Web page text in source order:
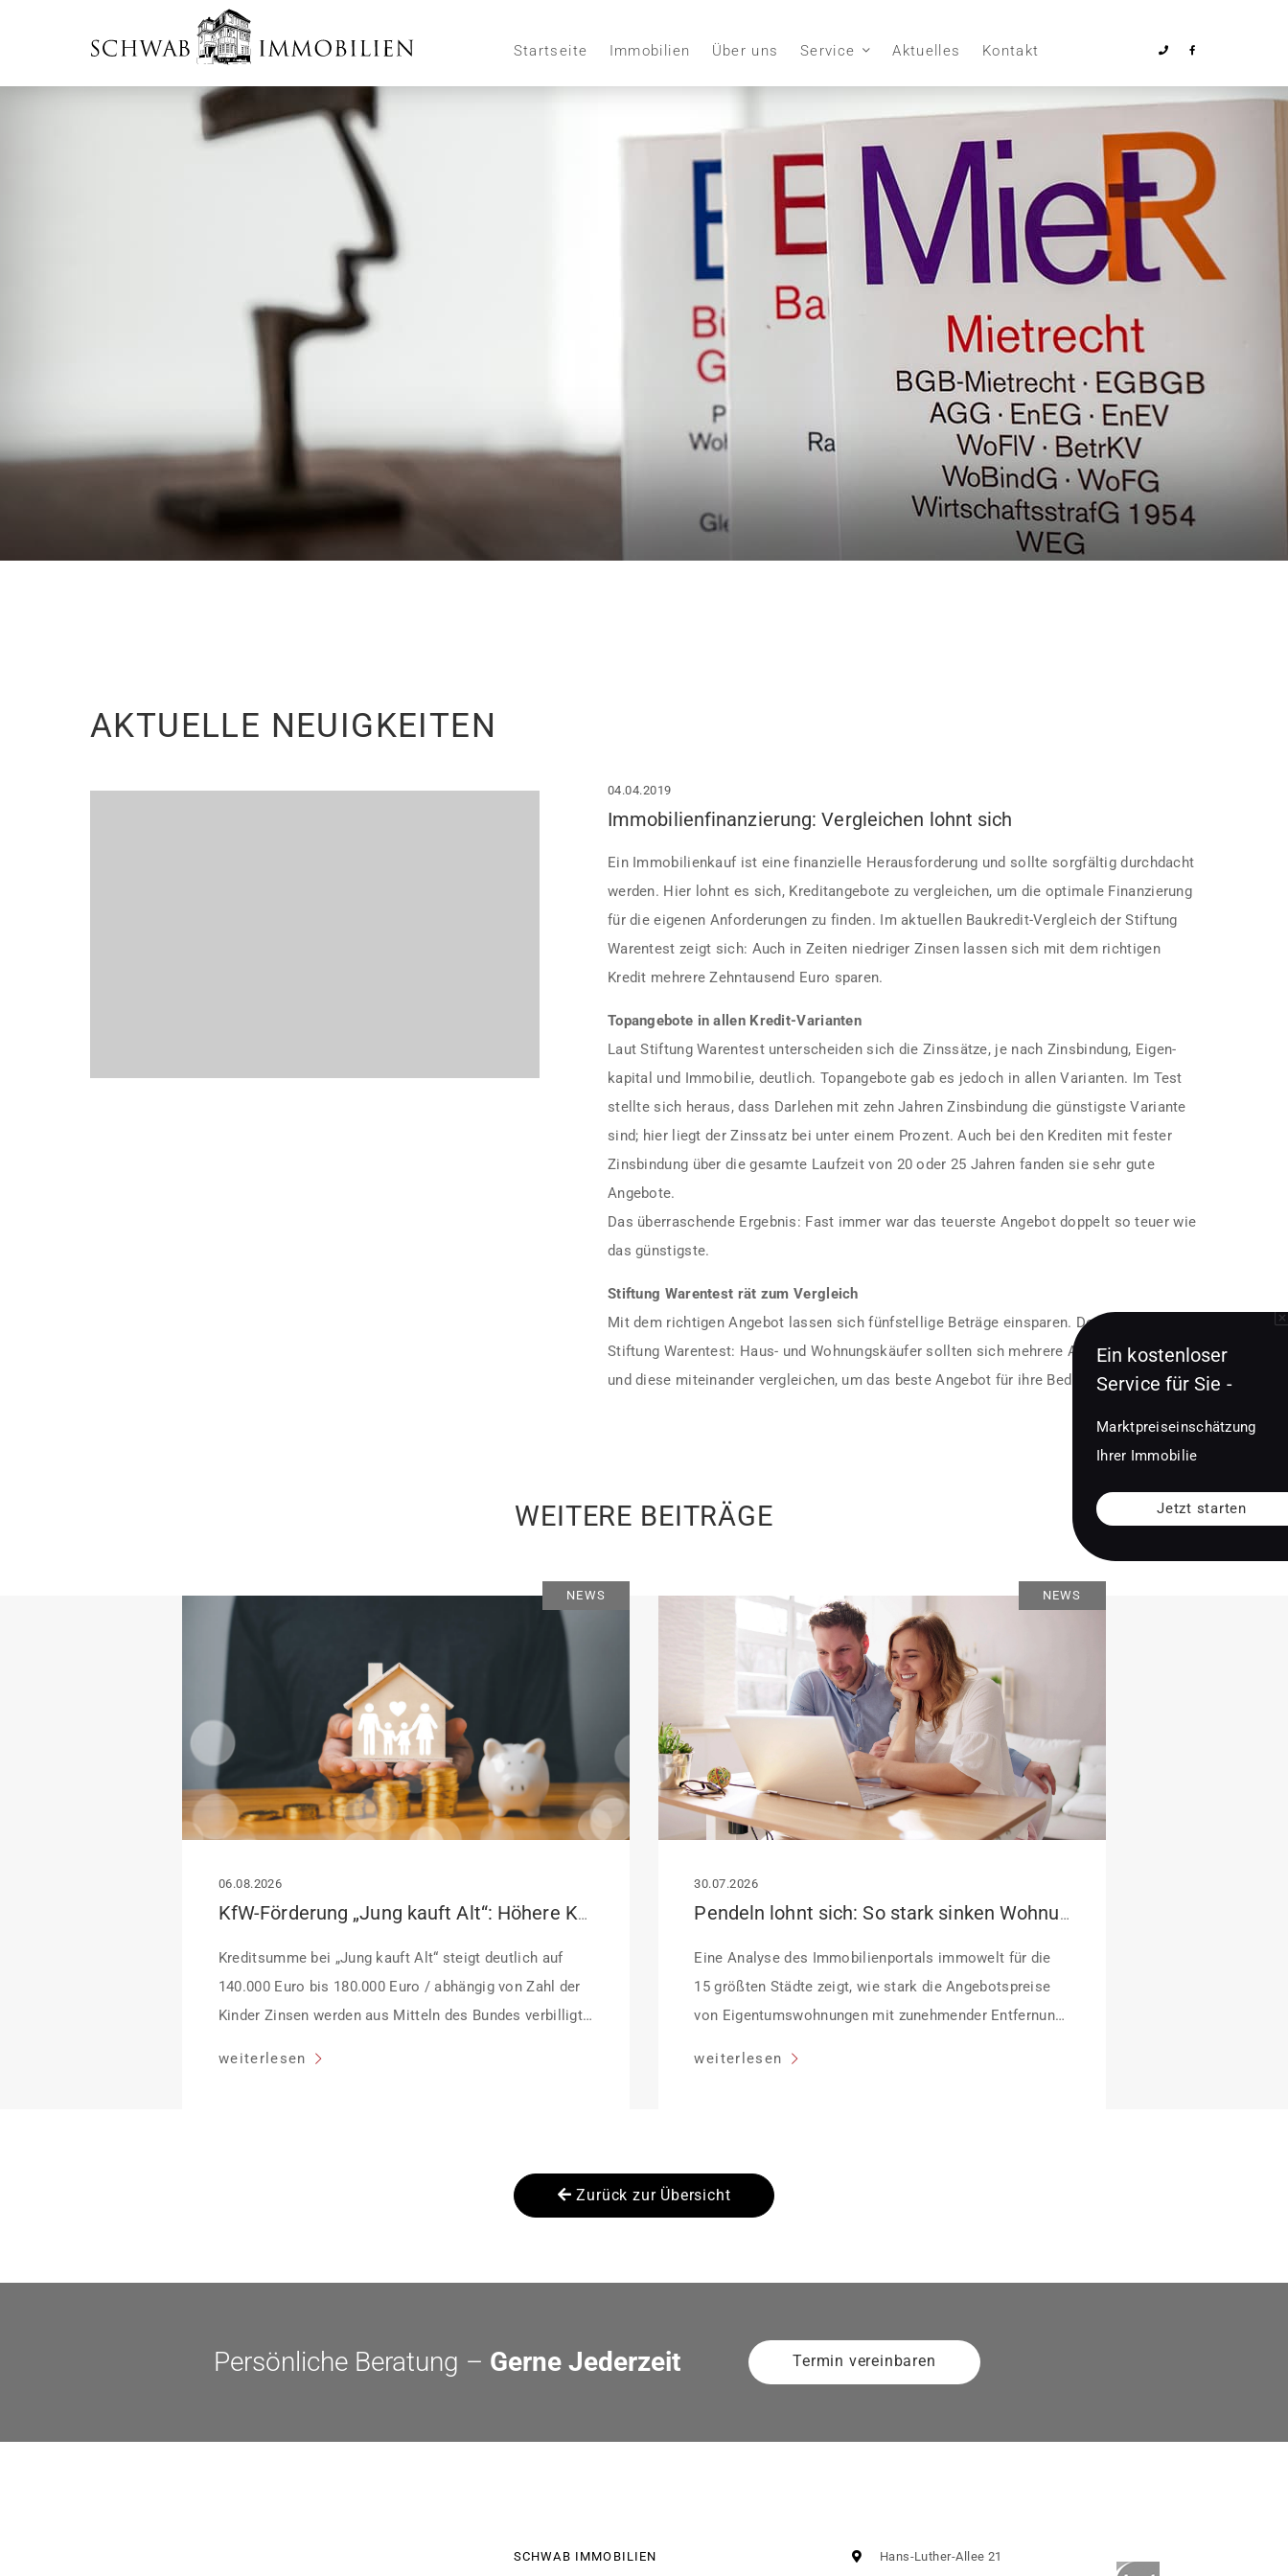
Startseite Immobilien Über uns Service Aktuelles Kontakt
AKTUELLE NEUIGKEITEN
04.04.2019
Immobilienfinanzierung: Vergleichen lohnt sich
Ein Immobilienkauf ist eine finanzielle Herausforderung und sollte sorgfältig durchdacht
werden. Hier lohnt es sich, Kreditangebote zu vergleichen, um die optimale Finanzierung
für die eigenen Anforderungen zu finden. Im aktuellen Baukredit-Vergleich der Stiftung
Warentest zeigt sich: Auch in Zeiten niedriger Zinsen lassen sich mit dem richtigen
Kredit mehrere Zehntausend Euro sparen.
Topangebote in allen Kredit-Varianten
Laut Stiftung Warentest unterscheiden sich die Zinssätze, je nach Zins­bindung, Eigen­
kapital und Immobilie, deutlich. Topangebote gab es jedoch in allen Varianten. Im Test
stellte sich heraus, dass Darlehen mit zehn Jahren Zinsbindung die günstigste Variante
sind; hier liegt der Zinssatz bei unter einem Prozent. Auch bei den Krediten mit fester
Zinsbindung über die gesamte Laufzeit von 20 oder 25 Jahren fanden sie sehr gute
Angebote.
Das überraschende Ergebnis: Fast immer war das teuerste Angebot doppelt so teuer wie
das günstigste.
Stiftung Warentest rät zum Vergleich
Mit dem richtigen Angebot lassen sich fünfstellige Beträge einsparen. Deshalb rät
Stiftung Warentest: Haus- und Wohnungskäufer sollten sich mehrere Angebote einholen
und diese miteinander vergleichen, um das beste Angebot für ihre Bedürfnisse zu finden.
WEITERE BEITRÄGE
NEWS
06.08.2026
KfW-Förderung „Jung kauft Alt“: Höhere Kredite ab August 2026
Kreditsumme bei „Jung kauft Alt“ steigt deutlich auf
140.000 Euro bis 180.000 Euro / abhängig von Zahl der
Kinder Zinsen werden aus Mitteln des Bundes verbilligt:
weiterlesen
NEWS
30.07.2026
Pendeln lohnt sich: So stark sinken Wohnungspreise im Umland
Eine Analyse des Immobilienportals immowelt für die
15 größten Städte zeigt, wie stark die Angebotspreise
von Eigentumswohnungen mit zunehmender Entfernung
weiterlesen
Zurück zur Übersicht
Persönliche Beratung – Gerne Jederzeit Termin vereinbaren
Ein kostenloser
Service für Sie -
Marktpreiseinschätzung
Ihrer Immobilie
Jetzt starten
SCHWAB IMMOBILIEN Hans-Luther-Allee 21